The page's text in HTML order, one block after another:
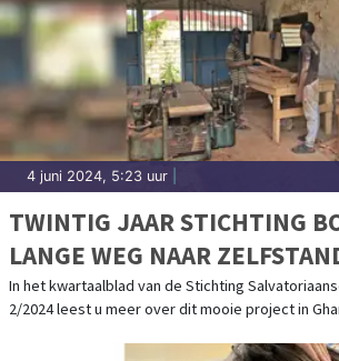
4 juni 2024, 5:23 uur
TWINTIG JAAR STICHTING
LANGE WEG NAAR
In het kwartaalblad van de Stichting
2/2024 leest u meer over dit mooie project in